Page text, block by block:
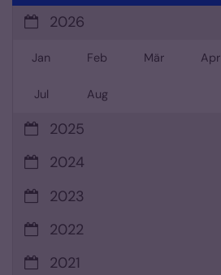
2026
Jan Feb Mär Apr
Jul Aug
2025
2024
2023
2022
2021